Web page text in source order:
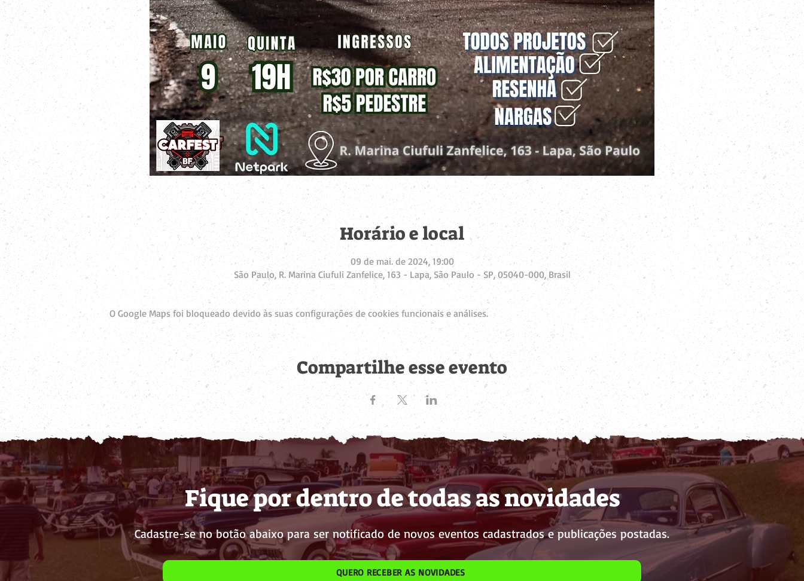
Horário e local
09 de mai. de 2024, 19:00
São Paulo, R. Marina Ciufuli Zanfelice, 163 - Lapa, São Paulo - SP, 05040-000, Brasil
O Google Maps foi bloqueado devido às suas configurações de cookies funcionais e análises.
Compartilhe esse evento
QUERO RECEBER AS NOVIDADES
Cadastre-se no botão abaixo para ser notificado de novos eventos cadastrados e publicações postadas.
Fique por dentro de todas as novidades